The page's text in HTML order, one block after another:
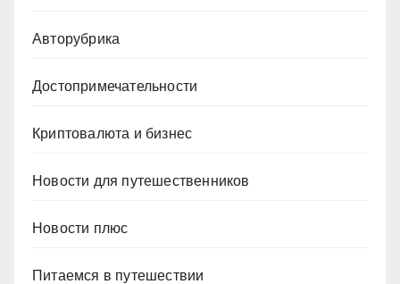
Авторубрика
Достопримечательности
Криптовалюта и бизнес
Новости для путешественников
Новости плюс
Питаемся в путешествии